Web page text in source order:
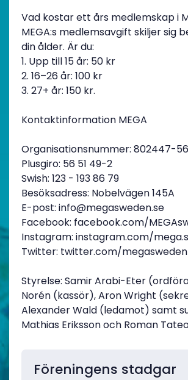
Vad kostar ett års medlemskap i
MEGA:s medlemsavgift skiljer sig
din ålder. Är du:
1. Upp till 15 år: 50 kr
2. 16–26 år: 100 kr
3. 27+ år: 150 kr.
Kontaktinformation MEGA
Organisationsnummer: 802447-
Plusgiro: 56 51 49-2
Swish: 123 - 193 86 79
Besöksadress: Nobelvägen 145A
E-post: info@megasweden.se
Facebook: facebook.com/
Instagram: instagram.com/
Twitter: twitter.com/megasweden
Styrelse: Samir Arabi-Eter
Norén (kassör), Aron Wright
Alexander Wald (ledamot) samt
Mathias Eriksson och Roman
Föreningens stadgar